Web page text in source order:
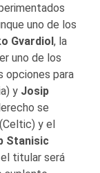
uno de los
Gvardiol, la
uno de los
opciones para
y Josip
se
(Celtic) y el
Stanisic
titular será